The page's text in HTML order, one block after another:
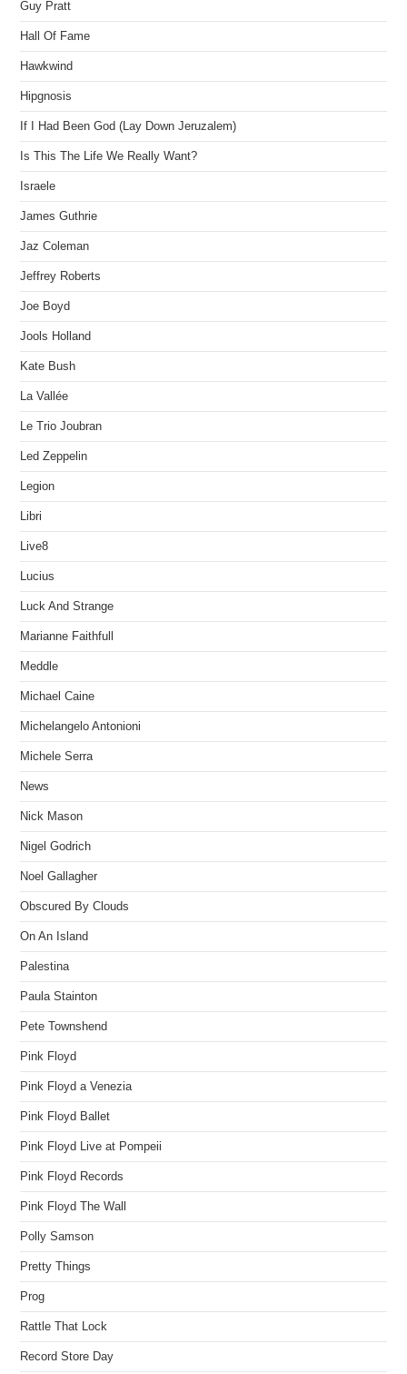
Guy Pratt
Hall Of Fame
Hawkwind
Hipgnosis
If I Had Been God (Lay Down Jeruzalem)
Is This The Life We Really Want?
Israele
James Guthrie
Jaz Coleman
Jeffrey Roberts
Joe Boyd
Jools Holland
Kate Bush
La Vallée
Le Trio Joubran
Led Zeppelin
Legion
Libri
Live8
Lucius
Luck And Strange
Marianne Faithfull
Meddle
Michael Caine
Michelangelo Antonioni
Michele Serra
News
Nick Mason
Nigel Godrich
Noel Gallagher
Obscured By Clouds
On An Island
Palestina
Paula Stainton
Pete Townshend
Pink Floyd
Pink Floyd a Venezia
Pink Floyd Ballet
Pink Floyd Live at Pompeii
Pink Floyd Records
Pink Floyd The Wall
Polly Samson
Pretty Things
Prog
Rattle That Lock
Record Store Day